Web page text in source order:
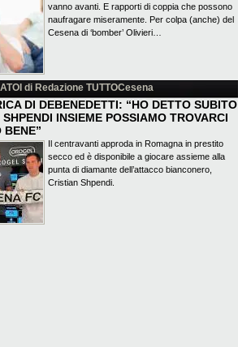
vanno avanti. E rapporti di coppia che possono
naufragare miseramente. Per colpa (anche) del
Cesena di ‘bomber’ Olivieri…
di Redazione TUTTOCesena
DI DEBENEDETTI: “HO DETTO SUBITO
SHPENDI INSIEME POSSIAMO TROVARCI
BENE”
Il centravanti approda in Romagna in prestito
secco ed è disponibile a giocare assieme alla
punta di diamante dell’attacco bianconero,
Cristian Shpendi.